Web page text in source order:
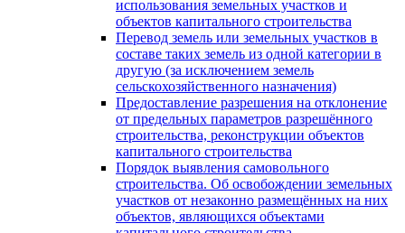
использования земельных участков и
объектов капитального строительства
Перевод земель или земельных участков в
составе таких земель из одной категории в
другую (за исключением земель
сельскохозяйственного назначения)
Предоставление разрешения на отклонение
от предельных параметров разрешённого
строительства, реконструкции объектов
капитального строительства
Порядок выявления самовольного
строительства. Об освобождении земельных
участков от незаконно размещённых на них
объектов, являющихся объектами